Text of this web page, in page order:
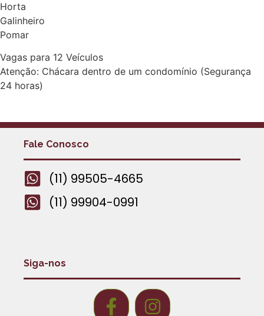
Horta
Galinheiro
Pomar
Vagas para 12 Veículos
Atenção: Chácara dentro de um condomínio (Segurança
24 horas)
Fale Conosco
(11) 99505-4665
(11) 99904-0991
Siga-nos